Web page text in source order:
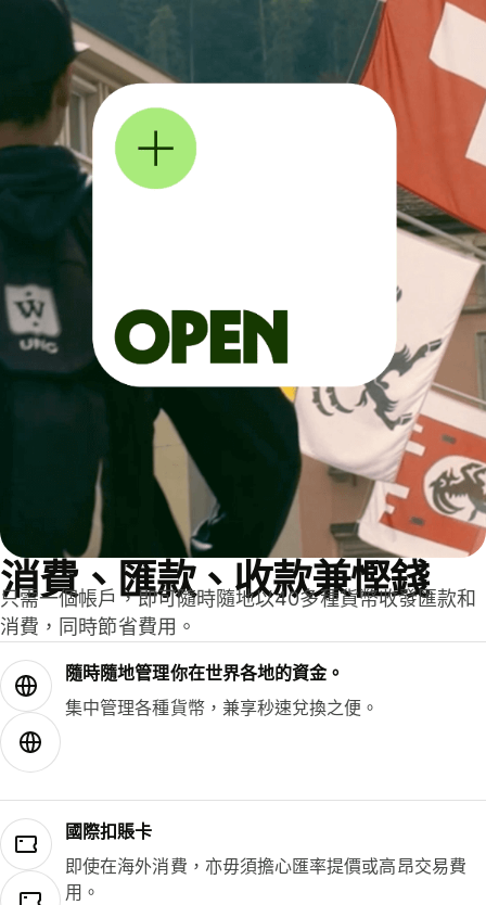
消費、匯款、收款兼慳錢
只需一個帳戶，即可隨時隨地以40多種貨幣收發匯款和
消費，同時節省費用。
隨時隨地管理你在世界各地的資金。
集中管理各種貨幣，兼享秒速兌換之便。
國際扣賬卡
即使在海外消費，亦毋須擔心匯率提價或高昂交易費
用。